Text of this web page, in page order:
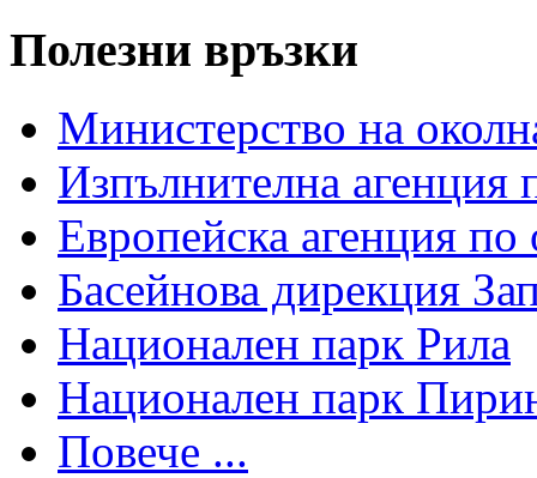
Полезни връзки
Министерство на
Изпълнителна агенция
Европейска агенция по
Басейнова дирекция
Национален парк Рила
Национален парк
Повече ...